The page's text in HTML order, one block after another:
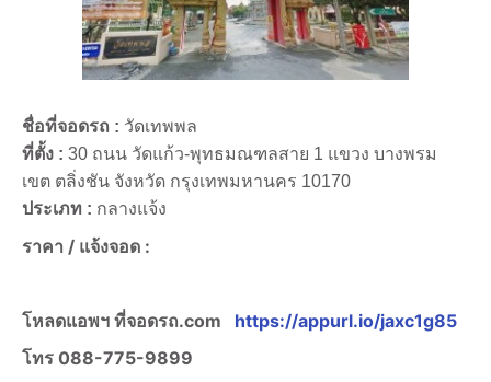
ชื่อที่จอดรถ : วัดเทพพล
ที่ตั้ง : 30 ถนน วัดแก้ว-พุทธมณฑลสาย 1 แขวง บางพรม
เขต ตลิ่งชัน จังหวัด กรุงเทพมหานคร 10170
ประเภท : กลางแจ้ง
ราคา / แจ้งจอด :
โหลดแอพฯ ที่จอดรถ.com
https://appurl.io/jaxc1g85
โทร 088-775-9899